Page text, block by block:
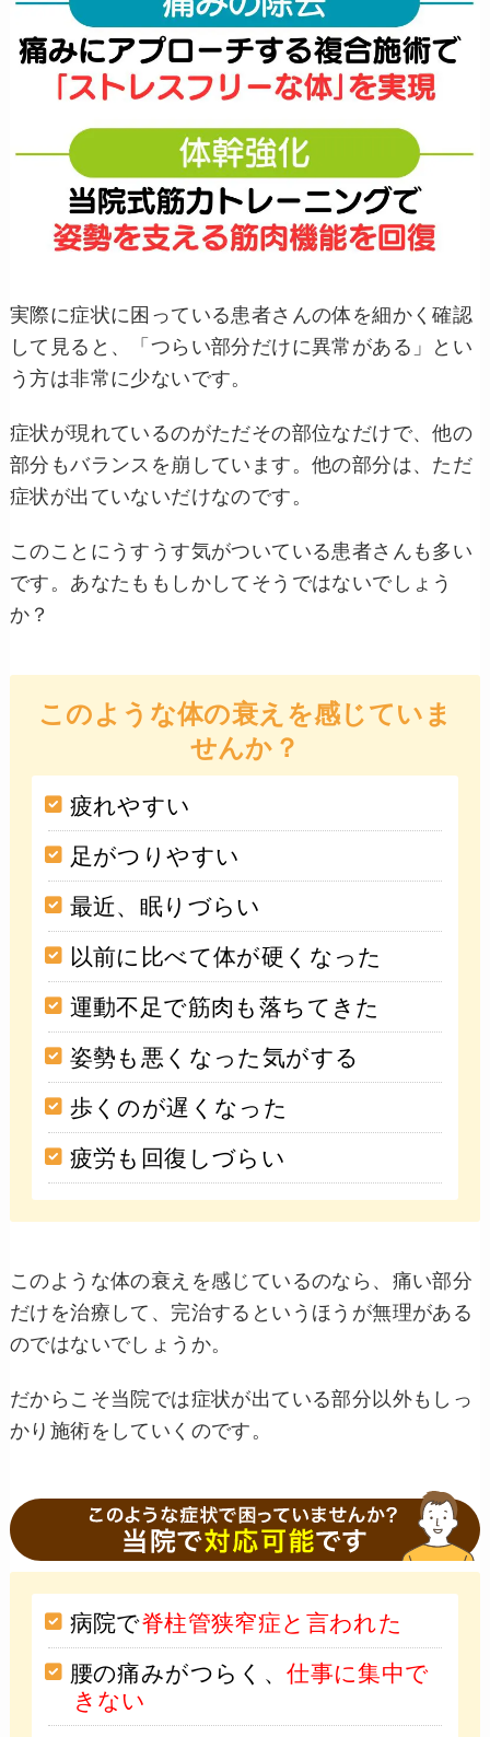
実際に症状に困っている患者さんの体を細かく確認
して見ると、「つらい部分だけに異常がある」とい
う方は非常に少ないです。
症状が現れているのがただその部位なだけで、他の
部分もバランスを崩しています。他の部分は、ただ
症状が出ていないだけなのです。
このことにうすうす気がついている患者さんも多い
です。あなたももしかしてそうではないでしょう
か？
このような体の衰えを感じていま
せんか？
疲れやすい
足がつりやすい
最近、眠りづらい
以前に比べて体が硬くなった
運動不足で筋肉も落ちてきた
姿勢も悪くなった気がする
歩くのが遅くなった
疲労も回復しづらい
このような体の衰えを感じているのなら、痛い部分
だけを治療して、完治するというほうが無理がある
のではないでしょうか。
だからこそ当院では症状が出ている部分以外もしっ
かり施術をしていくのです。
病院で脊柱管狭窄症と言われた
腰の痛みがつらく、仕事に集中で
きない